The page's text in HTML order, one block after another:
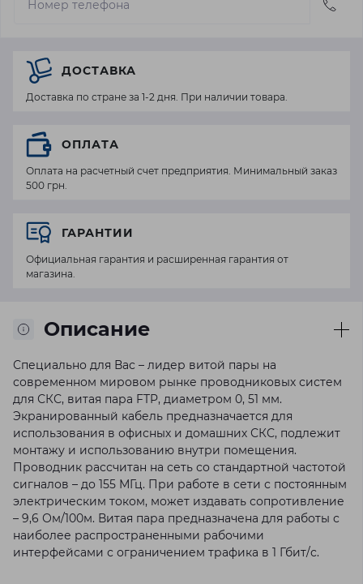
Описание
Специально для Вас – лидер витой пары на
современном мировом рынке проводниковых систем
для СКС, витая пара FTP, диаметром 0, 51 мм.
Экранированный кабель предназначается для
использования в офисных и домашних СКС, подлежит
монтажу и использованию внутри помещения.
Проводник рассчитан на сеть со стандартной частотой
сигналов – до 155 МГц. При работе в сети с постоянным
электрическим током, может издавать сопротивление
– 9,6 Ом/100м. Витая пара предназначена для работы с
наиболее распространенными рабочими
интерфейсами с ограничением трафика в 1 Гбит/с.
ДОСТАВКА
Доставка по стране за 1-2 дня. При наличии товара.
ОПЛАТА
Оплата на расчетный счет предприятия. Минимальный заказ
500 грн.
ГАРАНТИИ
Официальная гарантия и расширенная гарантия от
магазина.